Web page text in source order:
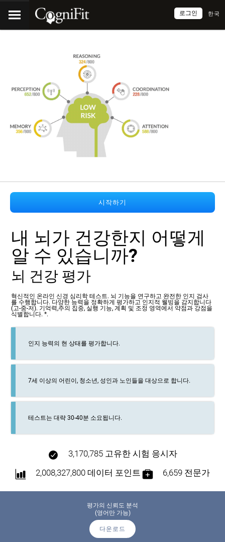
한국
로그인
시작하기
내 뇌가 건강한지 어떻게
알 수 있습니까?
뇌 건강 평가
혁신적인 온라인 신경 심리학 테스트. 뇌 기능을 연구하고 완전한 인지 검사
를 수행합니다. 다양한 능력을 정확하게 평가하고 인지적 웰빙을 감지합니다
(고-중-저). 기억력,주의 집중, 실행 기능, 계획 및 조정 영역에서 약점과 강점을
식별합니다. *.
인지 능력의 현 상태를 평가합니다.
7세 이상의 어린이, 청소년, 성인과 노인들을 대상으로 합니다.
테스트는 대략 30-40분 소요됩니다.
3,170,785 고유한 시험 응시자
2,008,327,800 데이터 포인트
6,659 전문가
평가의 신뢰도 분석
(영어만 가능)
다운로드